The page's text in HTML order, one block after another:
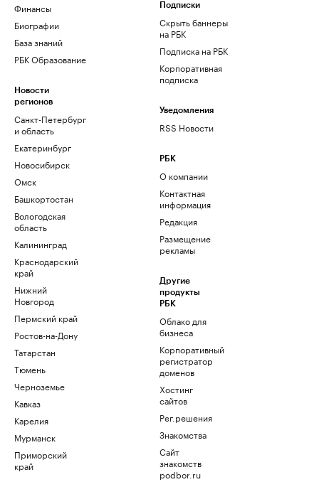
Финансы
Биографии
База знаний
РБК Образование
Новости
регионов
Санкт-Петербург
и область
Екатеринбург
Новосибирск
Омск
Башкортостан
Вологодская
область
Калининград
Краснодарский
край
Нижний
Новгород
Пермский край
Ростов-на-Дону
Татарстан
Тюмень
Черноземье
Кавказ
Карелия
Мурманск
Приморский
край
Подписки
Скрыть баннеры
на РБК
Подписка на РБК
Корпоративная
подписка
Уведомления
RSS Новости
РБК
О компании
Контактная
информация
Редакция
Размещение
рекламы
Другие
продукты
РБК
Облако для
бизнеса
Корпоративный
регистратор
доменов
Хостинг
сайтов
Рег.решения
Знакомства
Сайт
знакомств
podbor.ru